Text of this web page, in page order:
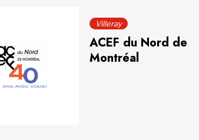
Villeray
ACEF du Nord de
Montréal